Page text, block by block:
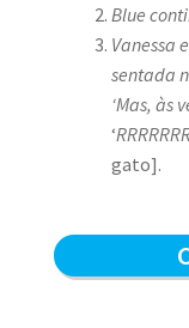
Blue
Vanessa
sentada
‘Mas, às
‘
gato].